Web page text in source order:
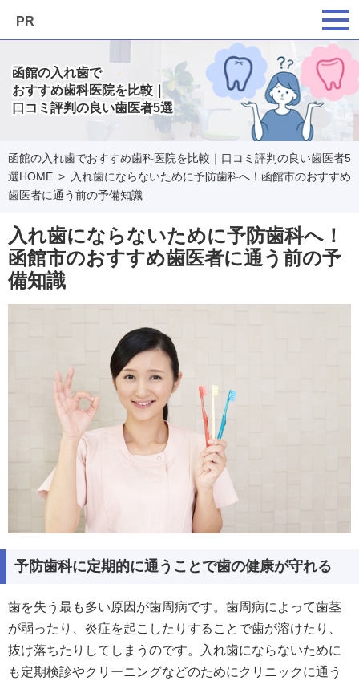
函館の入れ歯で
おすすめ歯科医院を比較｜
口コミ評判の良い歯医者5選
PR
函館の入れ歯でおすすめ歯科医院を比較｜口コミ評判の良い歯医者5
選HOME
入れ歯にならないために予防歯科へ！函館市のおすすめ
歯医者に通う前の予備知識
入れ歯にならないために予防歯科へ！
函館市のおすすめ歯医者に通う前の予
備知識
予防歯科に定期的に通うことで歯の健康が守れる
歯を失う最も多い原因が歯周病です。歯周病によって歯茎
が弱ったり、炎症を起こしたりすることで歯が溶けたり、
抜け落ちたりしてしまうのです。入れ歯にならないために
も定期検診やクリーニングなどのためにクリニックに通う